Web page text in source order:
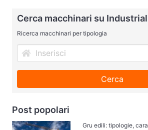
Cerca macchinari su
Ricerca macchinari per tipologia
Cerca
Post popolari
Gru edili: tipologie,